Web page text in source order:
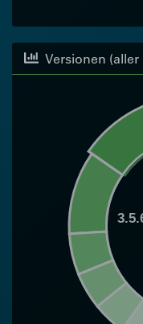
Versionen (aller